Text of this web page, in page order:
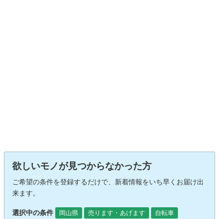
欲しいモノが見つからなかった方
ご希望の条件を登録するだけで、新着情報をいち早くお届け出
来ます。
選択中の条件 岡山県 売ります・あげます 自転車